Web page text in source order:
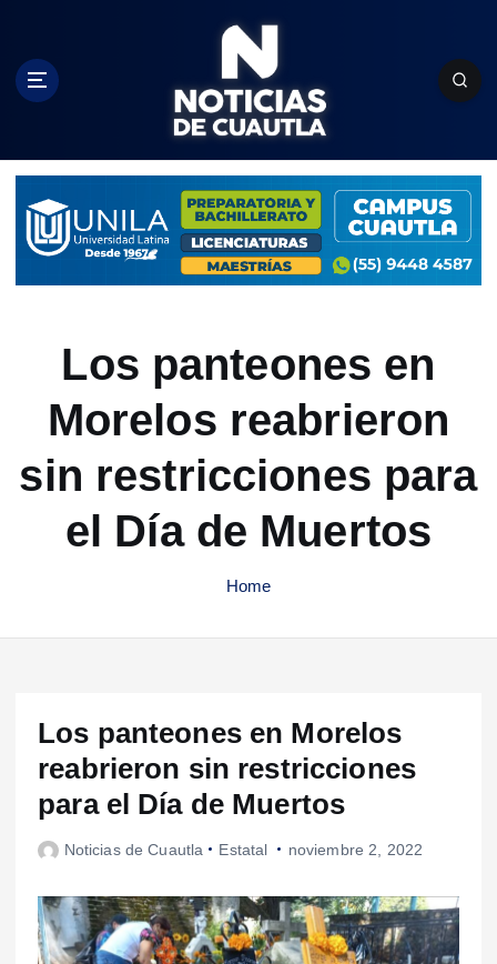
c
Los panteones en
Morelos reabrieron
sin restricciones para
el Día de Muertos
Home
Los panteones en Morelos
reabrieron sin restricciones
para el Día de Muertos
Noticias de Cuautla Estatal noviembre 2, 2022